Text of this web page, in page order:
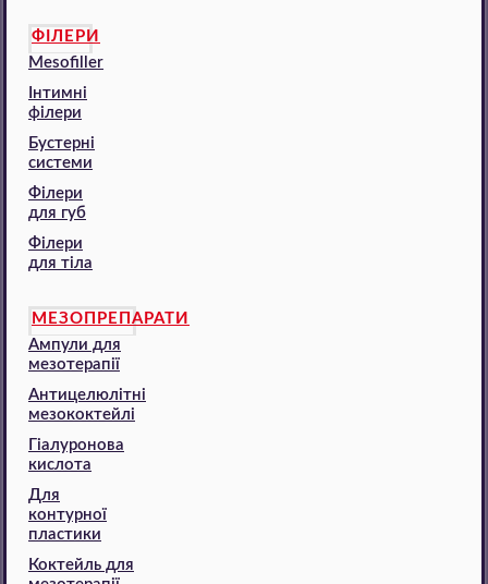
ФІЛЕРИ
Mesofiller
Інтимні
філери
Бустерні
системи
Філери
для губ
Філери
для тіла
МЕЗОПРЕПАРАТИ
Ампули для
мезотерапії
Антицелюлітні
мезококтейлі
Гіалуронова
кислота
Для
контурної
пластики
Коктейль для